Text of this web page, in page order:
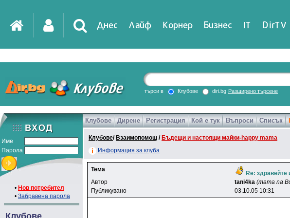
Днес Лайф Корнер Бизнес IT DirTV
търси в Клубове diri.bg Разширено търсене
Име
Парола
• Нов потребител
• Забравена парола
Клубове
Клубове Дирене Регистрация Кой е тук Въпроси Списък
Клубове/ Взаимопомощ / Бъдещи и настоящи майки-happy mama
Информация за клуба
Тема
Re: здравейте
Автор tani4ka (mama na
Публикувано
03.10.05 10:31